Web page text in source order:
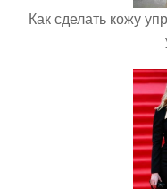
Как сделать кожу